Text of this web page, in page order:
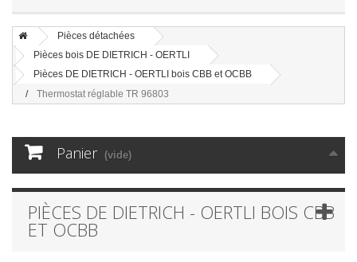
Pièces détachées
Pièces bois DE DIETRICH - OERTLI
Pièces DE DIETRICH - OERTLI bois CBB et OCBB
Thermostat réglable TR 96803
Panier (vide)
PIÈCES DE DIETRICH - OERTLI BOIS CBB
ET OCBB